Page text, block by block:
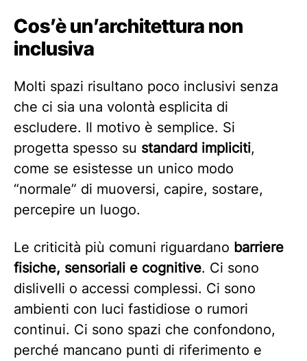
Cos’è un’architettura non
inclusiva
Molti spazi risultano poco inclusivi senza
che ci sia una volontà esplicita di
escludere. Il motivo è semplice. Si
progetta spesso su standard impliciti,
come se esistesse un unico modo
“normale” di muoversi, capire, sostare,
percepire un luogo.
Le criticità più comuni riguardano barriere
fisiche, sensoriali e cognitive. Ci sono
dislivelli o accessi complessi. Ci sono
ambienti con luci fastidiose o rumori
continui. Ci sono spazi che confondono,
perché mancano punti di riferimento e